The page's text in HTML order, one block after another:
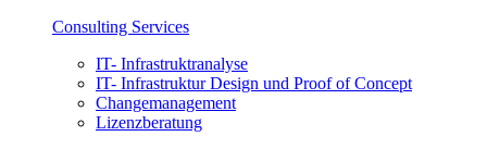
Consulting Services
IT- Infrastruktranalyse
IT- Infrastruktur Design und Proof of Concept
Changemanagement
Lizenzberatung